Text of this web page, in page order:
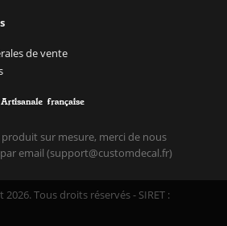
de vente
sur mesure, merci de nous
email (support@customdecal.fr)
Tous droits réservés - SIRET :